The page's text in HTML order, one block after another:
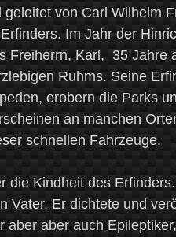
von Carl Wilhelm
Im Jahr der
Freiherrn, Karl, 35 Jahre
Ruhms. Seine
erobern die Parks
an manchen
schnellen Fahrzeuge.
die Kindheit des
Vater. Er dichtete und
aber aber auch